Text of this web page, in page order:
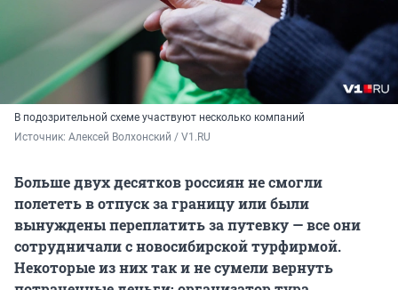
В подозрительной схеме участвуют несколько компаний
Источник: Алексей Волхонский / V1.RU
Больше двух десятков россиян не смогли
полететь в отпуск за границу или были
вынуждены переплатить за путевку — все они
сотрудничали с новосибирской турфирмой.
Некоторые из них так и не сумели вернуть